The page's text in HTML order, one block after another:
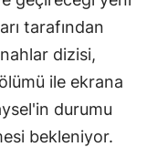
Zonguldak
Aksaray
Bayburt
tarafından
dizisi,
ile ekrana
durumu
bekleniyor.